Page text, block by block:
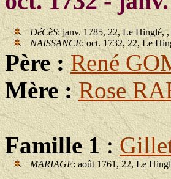
DéCèS: janv. 1785, 22, Le Hinglé,
NAISSANCE: oct. 1732, 22, Le
Père :René
Mère :Rose
Famille 1:
MARIAGE: août 1761, 22, Le